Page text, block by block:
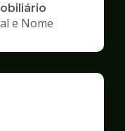
e Nome